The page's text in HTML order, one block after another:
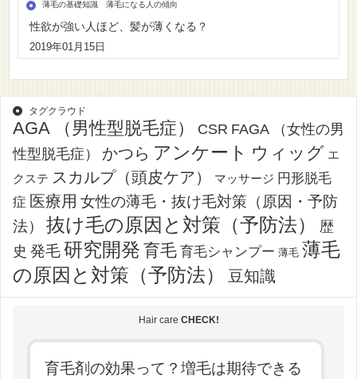
薄毛の基礎知識 薄毛になる人の傾向
性欲が強い人ほど、髪が薄くなる？
2019年01月15日
タグクラウド
AGA （男性型脱毛症） CSR FAGA （女性の男
性型脱毛症）
かつら アンケート ウィッグ エ
クステ スカルプ（頭皮ケア） マッサージ 円形脱毛
症 医療用 女性の薄毛・抜け毛対策（原因・予防
法）
抜け毛の原因と対策（予防法）
歴
史 発毛研究開発 育毛 育毛シャンプー 薄毛 薄毛
の原因と対策（予防法）
豆知識
Hair care CHECK!
育毛剤の効果って？増毛は期待できる